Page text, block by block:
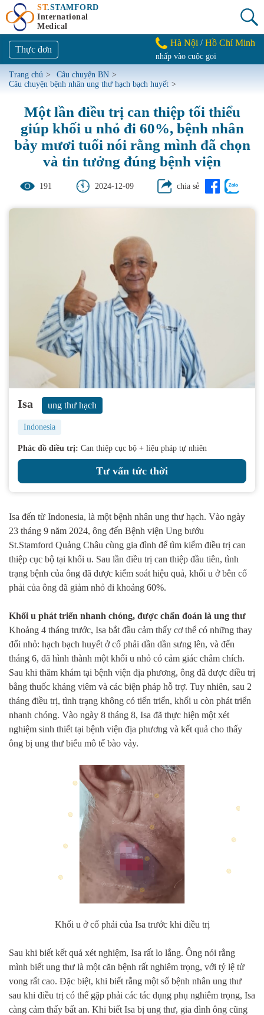
ST.STAMFORD
International
Medical
Thực đơn
Hà Nội / Hồ Chí Minh
nhấp vào cuộc gọi
Trang chủ > Câu chuyện BN >
Câu chuyện bệnh nhân ung thư hạch bạch huyết >
Một lần điều trị can thiệp tối thiểu
giúp khối u nhỏ đi 60%, bệnh nhân
bảy mươi tuổi nói rằng mình đã chọn
và tin tưởng đúng bệnh viện
191 2024-12-09 chia sẻ
Isa ung thư hạch
Indonesia
Phác đồ điều trị: Can thiệp cục bộ + liệu pháp tự nhiên
Tư vấn tức thời
Isa đến từ Indonesia, là một bệnh nhân ung thư hạch. Vào ngày
23 tháng 9 năm 2024, ông đến Bệnh viện Ung bướu
St.Stamford Quảng Châu cùng gia đình để tìm kiếm điều trị can
thiệp cục bộ tại khối u. Sau lần điều trị can thiệp đầu tiên, tình
trạng bệnh của ông đã được kiểm soát hiệu quả, khối u ở bên cổ
phải của ông đã giảm nhỏ đi khoảng 60%.
Khối u phát triển nhanh chóng, được chẩn đoán là ung thư
Khoảng 4 tháng trước, Isa bắt đầu cảm thấy cơ thể có những thay
đổi nhỏ: hạch bạch huyết ở cổ phải dần dần sưng lên, và đến
tháng 6, đã hình thành một khối u nhỏ có cảm giác châm chích.
Sau khi thăm khám tại bệnh viện địa phương, ông đã được điều trị
bằng thuốc kháng viêm và các biện pháp hỗ trợ. Tuy nhiên, sau 2
tháng điều trị, tình trạng không có tiến triển, khối u còn phát triển
nhanh chóng. Vào ngày 8 tháng 8, Isa đã thực hiện một xét
nghiệm sinh thiết tại bệnh viện địa phương và kết quả cho thấy
ông bị ung thư biểu mô tế bào vảy.
Khối u ở cổ phải của Isa trước khi điều trị
Sau khi biết kết quả xét nghiệm, Isa rất lo lắng. Ông nói rằng
mình biết ung thư là một căn bệnh rất nghiêm trọng, với tỷ lệ tử
vong rất cao. Đặc biệt, khi biết rằng một số bệnh nhân ung thư
sau khi điều trị có thể gặp phải các tác dụng phụ nghiêm trọng, Isa
càng cảm thấy bất an. Khi biết Isa bị ung thư, gia đình ông cũng